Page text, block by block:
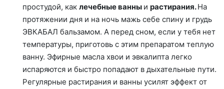
простудой, как лечебные ванны и растирания.На
протяжении дня и на ночь мажь себе спину и грудь
ЭВКАБАЛ бальзамом. А перед сном, если у тебя нет
температуры, приготовь с этим препаратом теплую
ванну. Эфирные масла хвои и эвкалипта легко
испаряются и быстро попадают в дыхательные пути.
Регулярные растирания и ванны усилят эффект от